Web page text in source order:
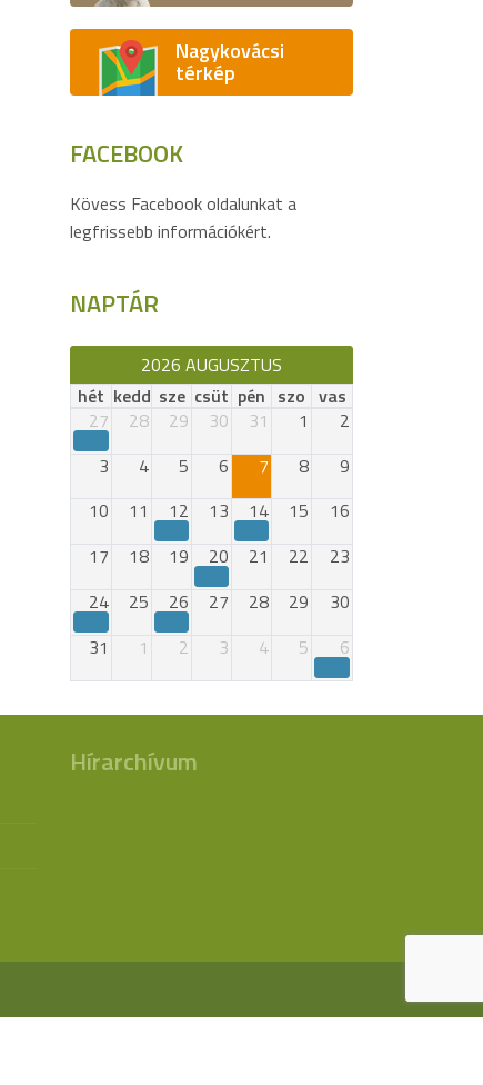
Nagykovácsi
térkép
FACEBOOK
Kövess Facebook oldalunkat a
legfrissebb információkért.
NAPTÁR
2026 AUGUSZTUS
hét kedd sze csüt pén szo vas
27
28 29 30 31 1
2
3
4 5 6 7 8
9
10
11 12 13 14 15
16
17
18 19 20 21 22
23
24
25 26 27 28 29
30
31
1 2 3 4 5 6
Hírarchívum